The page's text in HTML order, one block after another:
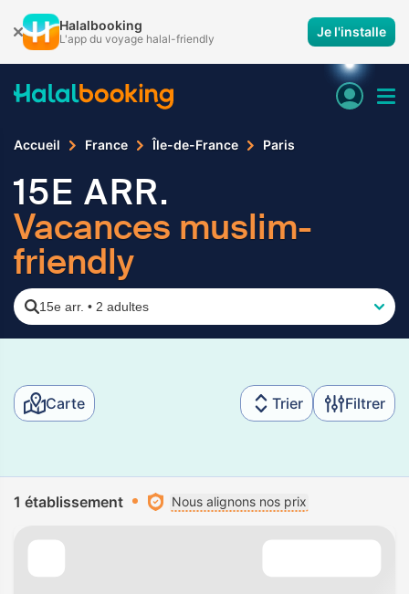
Halalbooking
L'app du voyage halal-friendly Je l'installe
Accueil France Île-de-France Paris
15E ARR.
Vacances muslim-
friendly
15e arr. • 2 adultes
Carte Trier Filtrer
1 établissement Nous alignons nos prix